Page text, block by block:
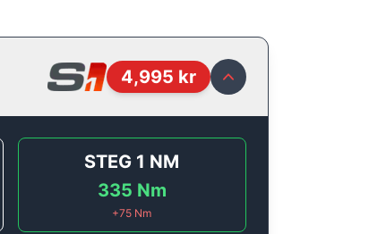
4,995 kr
STEG 1 NM
335 Nm
+75 Nm